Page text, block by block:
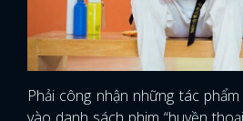
FACEBOOK
Phải công nhận những tác